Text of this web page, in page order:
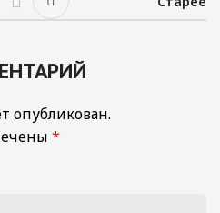
опубликован.
*